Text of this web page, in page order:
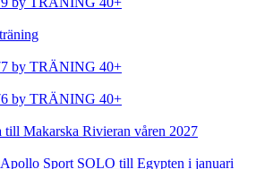
by TRÄNING 40+
by TRÄNING 40+
till Makarska Rivieran våren 2027
Apollo Sport SOLO till Egypten i januari